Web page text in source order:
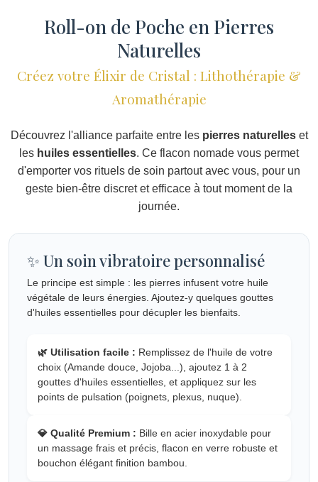
Roll-on de Poche en Pierres
Naturelles
Créez votre Élixir de Cristal : Lithothérapie &
Aromathérapie
Découvrez l'alliance parfaite entre les pierres naturelleset
les huiles essentielles. Ce flacon nomade vous permet
d'emporter vos rituels de soin partout avec vous, pour un
geste bien-être discret et efficace à tout moment de la
journée.
✨ Un soin vibratoire personnalisé
Le principe est simple : les pierres infusent votre huile
végétale de leurs énergies. Ajoutez-y quelques gouttes
d'huiles essentielles pour décupler les bienfaits.
🌿 Utilisation facile : Remplissez de l'huile de votre
choix (Amande douce, Jojoba...), ajoutez 1 à 2
gouttes d'huiles essentielles, et appliquez sur les
points de pulsation (poignets, plexus, nuque).
💎 Qualité Premium : Bille en acier inoxydable pour
un massage frais et précis, flacon en verre robuste et
bouchon élégant finition bambou.